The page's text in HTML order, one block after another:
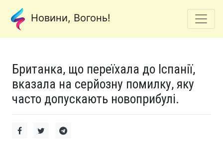
Новини, Вогонь!
Британка, що переїхала до Іспанії,
вказала на серйозну помилку, яку
часто допускають новоприбулі.